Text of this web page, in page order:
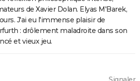
de Xavier Dolan. Elyas M'Barek,
J'ai eu l'immense plaisir de
: drôlement maladroite dans son
et vieux jeu.